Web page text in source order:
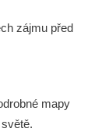
zájmu před
mapy